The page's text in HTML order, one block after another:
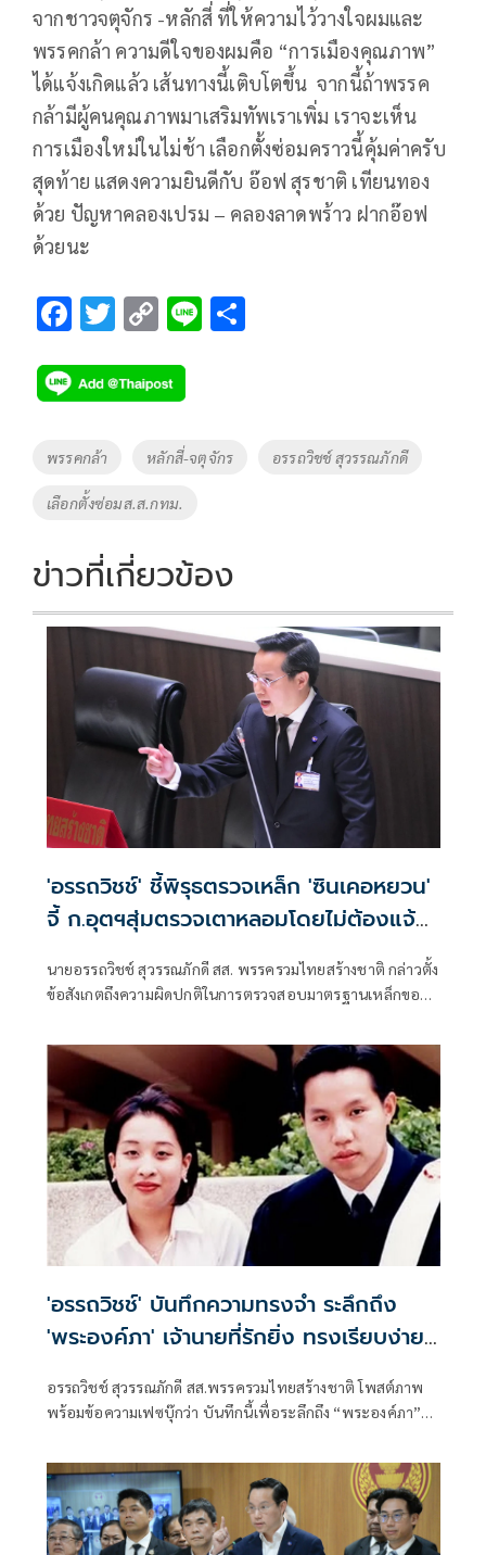
จากชาวจตุจักร -หลักสี่ ที่ให้ความไว้วางใจผมและ
พรรคกล้า ความดีใจของผมคือ “การเมืองคุณภาพ”
ได้แจ้งเกิดแล้ว เส้นทางนี้เติบโตขึ้น จากนี้ถ้าพรรค
กล้ามีผู้คนคุณภาพมาเสริมทัพเราเพิ่ม เราจะเห็น
การเมืองใหม่ในไม่ช้า เลือกตั้งซ่อมคราวนี้คุ้มค่าครับ
สุดท้าย แสดงความยินดีกับ อ๊อฟ สุรชาติ เทียนทอง
ด้วย ปัญหาคลองเปรม – คลองลาดพร้าว ฝากอ๊อฟ
ด้วยนะ
F
e
b
o
o
k
T
tt
er
C
p
y
Li
k
Li
Tags
พรรคกล้า หลักสี่-จตุจักร อรรถวิชช์ สุวรรณภักดี
เลือกตั้งซ่อมส.ส.กทม.
ข่าวที่เกี่ยวข้อง
'อรรถวิชช์' ชี้พิรุธตรวจเหล็ก 'ซินเคอหยวน'
จี้ ก.อุตฯสุ่มตรวจเตาหลอมโดยไม่ต้องแจ้ง
นายอรรถวิชช์ สุวรรณภักดี สส. พรรครวมไทยสร้างชาติ กล่าวตั้ง
ข้อสังเกตถึงความผิดปกติในการตรวจสอบมาตรฐานเหล็กของ
จำหน่ายออกจากโรงงานในช่วงรอยต่อการเปลี่ยนรัฐมนตรี
ว่าการกระทรวงอุตสาหกรรม แม้คณะกรรมการสอบสวนจะ
กำหนดให้สุ่มตรวจทุกเตา แต่เมื่อมีการอนุญาตเปิดโรงงานกลับ
พบว่ามีการตรวจเพียงบางเตาเท่านั้น ซึ่งไม่เป็นไปตามแนวทาง
ที่กำหนด
'อรรถวิชช์' บันทึกความทรงจำ ระลึกถึง
'พระองค์ภา' เจ้านายที่รักยิ่ง ทรงเรียบง่าย
อรรถวิชช์ สุวรรณภักดี สส.พรรครวมไทยสร้างชาติ โพสต์ภาพ
พร้อมข้อความเฟซบุ๊กว่า บันทึกนี้เพื่อระลึกถึง “พระองค์ภา”